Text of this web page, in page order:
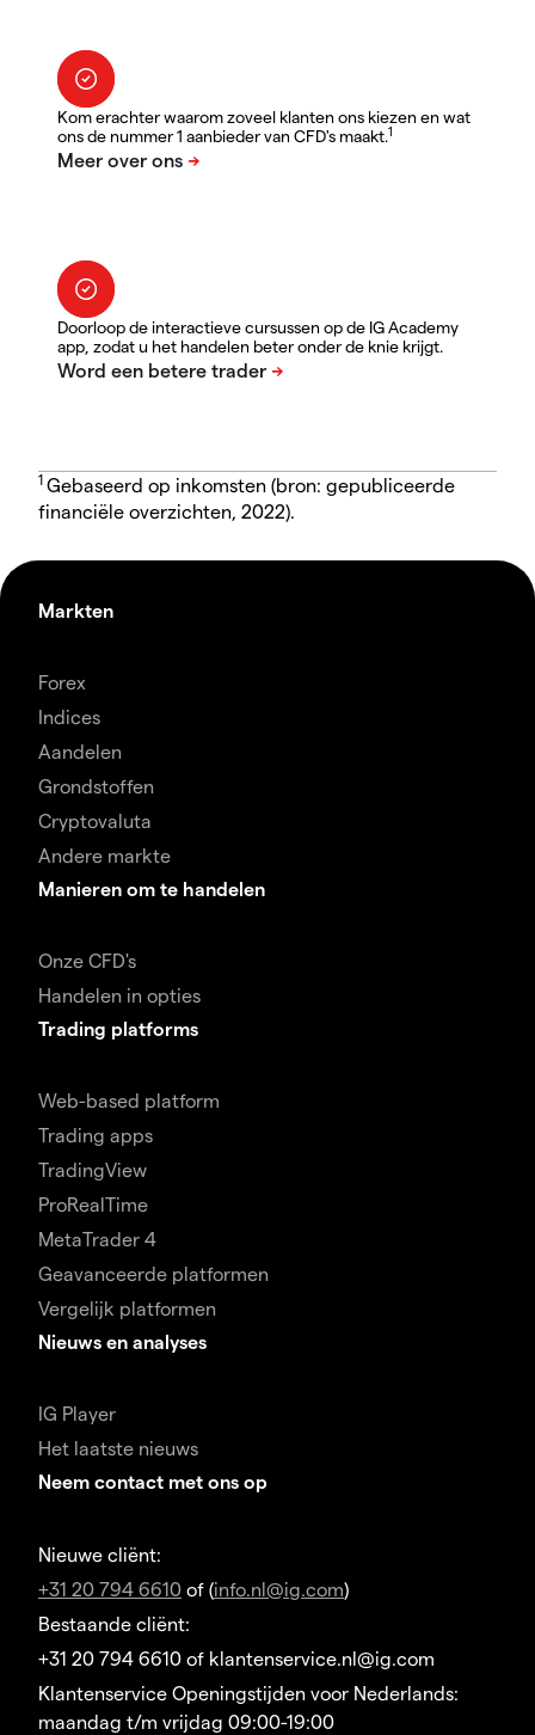
Kom erachter waarom zoveel klanten ons kiezen en wat
ons de nummer 1 aanbieder van CFD's maakt.1
Doorloop de interactieve cursussen op de IG Academy
app, zodat u het handelen beter onder de knie krijgt.
1 Gebaseerd op inkomsten (bron: gepubliceerde
financiële overzichten, 2022).
Markten
Forex
Indices
Aandelen
Grondstoffen
Cryptovaluta
Andere markte
Manieren om te handelen
Onze CFD's
Handelen in opties
Trading platforms
Web-based platform
Trading apps
TradingView
ProRealTime
MetaTrader 4
Geavanceerde platformen
Vergelijk platformen
Nieuws en analyses
IG Player
Het laatste nieuws
Neem contact met ons op
Nieuwe cliënt:
+31 20 794 6610 of (info.nl@ig.com)
Bestaande cliënt:
+31 20 794 6610 of klantenservice.nl@ig.com
Klantenservice Openingstijden voor Nederlands:
maandag t/m vrijdag 09:00-19:00